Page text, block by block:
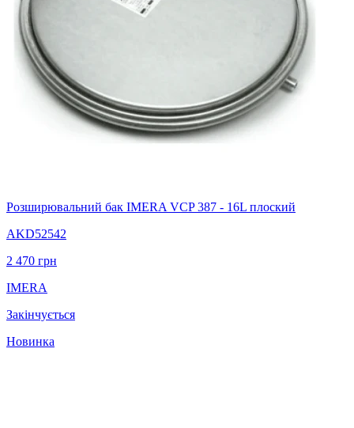
Розширювальний бак IMERA VCP 387 - 16L плоский
AKD52542
2 470 грн
IMERA
Закінчується
Новинка